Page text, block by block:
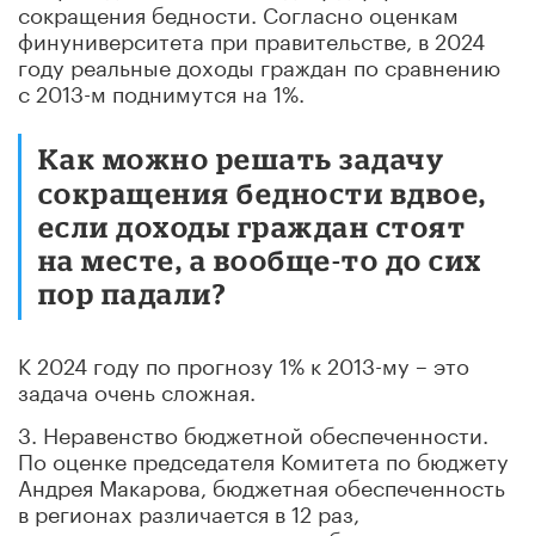
сокращения бедности. Согласно оценкам
финуниверситета при правительстве, в 2024
году реальные доходы граждан по сравнению
с 2013-м поднимутся на 1%.
Как можно решать задачу
сокращения бедности вдвое,
если доходы граждан стоят
на месте, а вообще-то до сих
пор падали?
К 2024 году по прогнозу 1% к 2013-му – это
задача очень сложная.
3. Неравенство бюджетной обеспеченности.
По оценке председателя Комитета по бюджету
Андрея Макарова, бюджетная обеспеченность
в регионах различается в 12 раз,